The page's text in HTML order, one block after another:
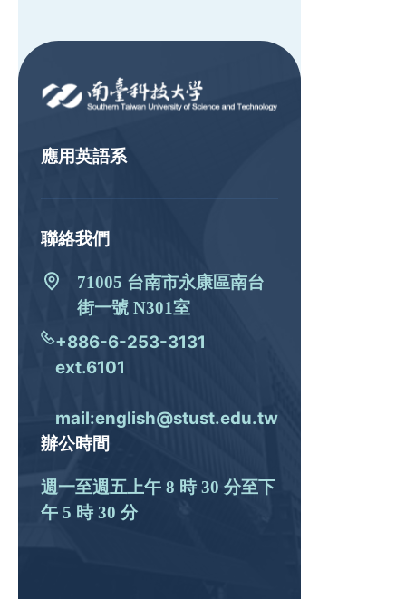
應用英語系
聯絡我們
71005 台南市永康區南台
街一號 N301室
+886-6-253-3131
ext.6101
mail:english@stust.edu.tw
辦公時間
週一至週五上午 8 時 30 分至下
午 5 時 30 分